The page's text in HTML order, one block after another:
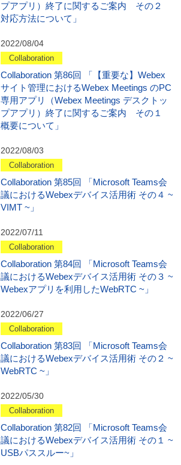
プアプリ）終了に関するご案内 その２
対応方法について」
2022/08/04
Collaboration
Collaboration 第86回 「【重要な】Webex
サイト管理におけるWebex Meetings のPC
専用アプリ（Webex Meetings デスクトッ
プアプリ）終了に関するご案内 その１
概要について」
2022/08/03
Collaboration
Collaboration 第85回 「Microsoft Teams会
議におけるWebexデバイス活用術 その４ ~
VIMT ~」
2022/07/11
Collaboration
Collaboration 第84回 「Microsoft Teams会
議におけるWebexデバイス活用術 その３ ~
Webexアプリを利用したWebRTC ~」
2022/06/27
Collaboration
Collaboration 第83回 「Microsoft Teams会
議におけるWebexデバイス活用術 その２ ~
WebRTC ~」
2022/05/30
Collaboration
Collaboration 第82回 「Microsoft Teams会
議におけるWebexデバイス活用術 その１ ~
USBパススルー~」